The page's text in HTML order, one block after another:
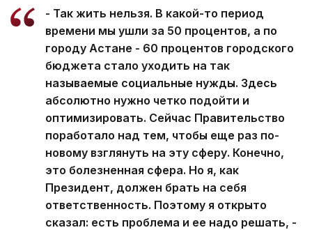
- Так жить нельзя. В какой-то период
времени мы ушли за 50 процентов, а по
городу Астане - 60 процентов городского
бюджета стало уходить на так
называемые социальные нужды. Здесь
абсолютно нужно четко подойти и
оптимизировать. Сейчас Правительство
поработало над тем, чтобы еще раз по-
новому взглянуть на эту сферу. Конечно,
это болезненная сфера. Но я, как
Президент, должен брать на себя
ответственность. Поэтому я открыто
сказал: есть проблема и ее надо решать, -